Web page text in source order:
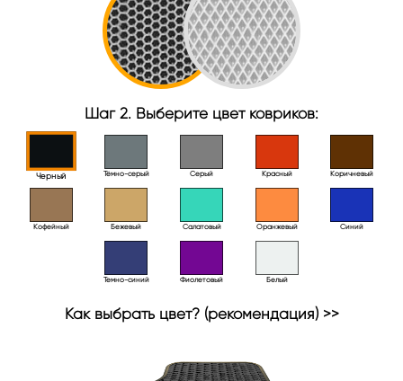
Шаг 2. Выберите цвет ковриков:
Черный Тёмно-серый Серый Красный Коричневый
Кофейный Бежевый Салатовый Оранжевый Синий
Темно-синий Фиолетовый Белый
Как выбрать цвет? (рекомендация) >>